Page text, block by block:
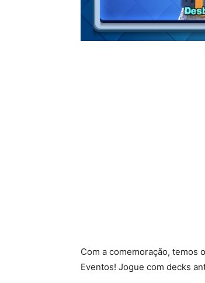
Com a comemoração, temos o
Eventos! Jogue com decks